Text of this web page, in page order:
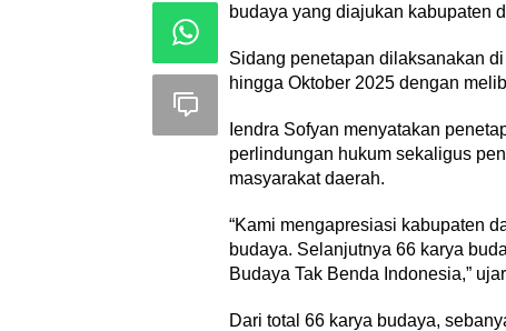
budaya yang diajukan kabupaten
Sidang penetapan dilaksanakan
hingga Oktober 2025 dengan
Iendra Sofyan menyatakan
perlindungan hukum sekaligus
masyarakat daerah.
“Kami mengapresiasi kabupaten
budaya. Selanjutnya 66 karya
Budaya Tak Benda Indonesia,”
Dari total 66 karya budaya,